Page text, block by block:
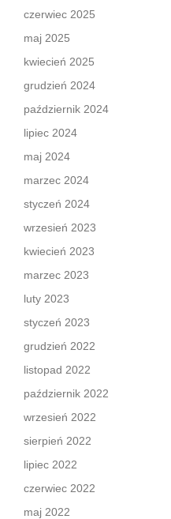
czerwiec 2025
maj 2025
kwiecień 2025
grudzień 2024
październik 2024
lipiec 2024
maj 2024
marzec 2024
styczeń 2024
wrzesień 2023
kwiecień 2023
marzec 2023
luty 2023
styczeń 2023
grudzień 2022
listopad 2022
październik 2022
wrzesień 2022
sierpień 2022
lipiec 2022
czerwiec 2022
maj 2022